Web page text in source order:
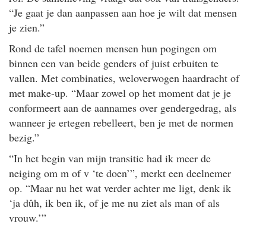
“Je gaat je dan aanpassen aan hoe je wilt dat mensen
je zien.”
Rond de tafel noemen mensen hun pogingen om
binnen een van beide genders of juist erbuiten te
vallen. Met combinaties, weloverwogen haardracht of
met make-up. “Maar zowel op het moment dat je je
conformeert aan de aannames over gendergedrag, als
wanneer je ertegen rebelleert, ben je met de normen
bezig.”
“In het begin van mijn transitie had ik meer de
neiging om m of v ‘te doen’”, merkt een deelnemer
op. “Maar nu het wat verder achter me ligt, denk ik
‘ja dûh, ik ben ik, of je me nu ziet als man of als
vrouw.’”